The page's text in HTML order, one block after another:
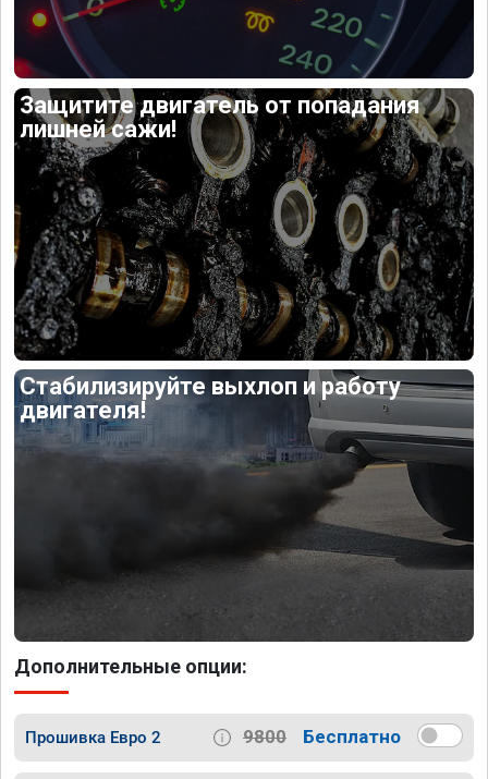
Защитите двигатель от попадания
лишней сажи!
Стабилизируйте выхлоп и работу
двигателя!
Дополнительные опции:
Прошивка Евро 2 9800 Бесплатно